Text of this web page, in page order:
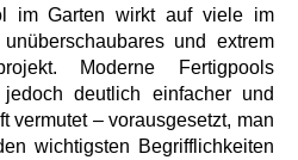
im Garten wirkt auf viele im
und extrem
Moderne Fertigpools
deutlich einfacher und
vermutet – vorausgesetzt, man
wichtigsten Begrifflichkeiten